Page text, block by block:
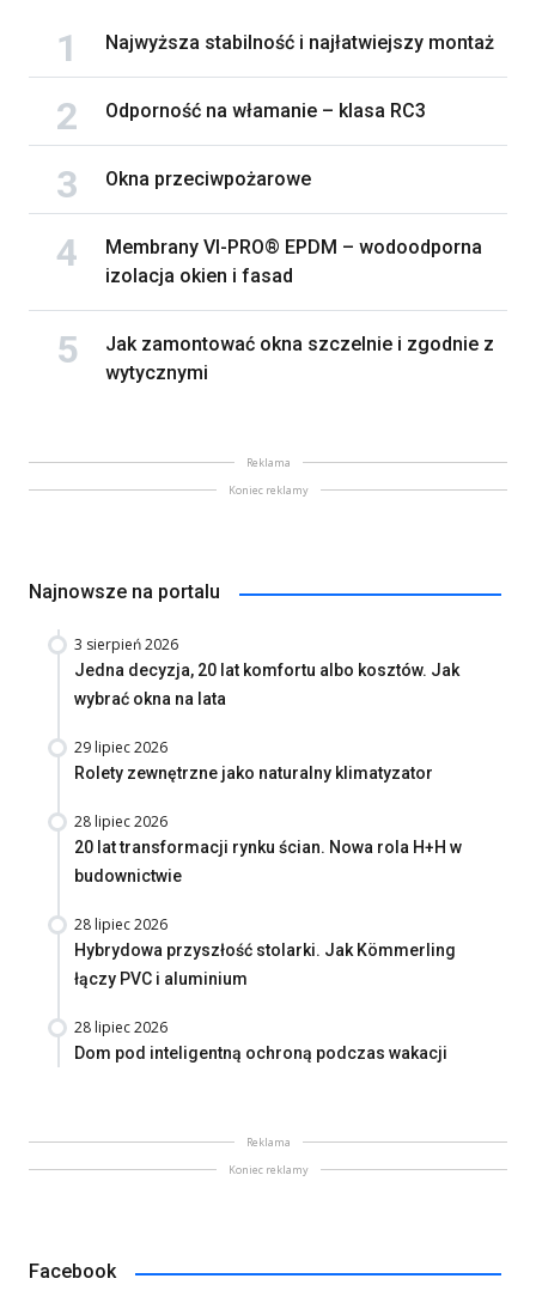
Najwyższa stabilność i najłatwiejszy montaż
Odporność na włamanie – klasa RC3
Okna przeciwpożarowe
Membrany VI-PRO® EPDM – wodoodporna
izolacja okien i fasad
Jak zamontować okna szczelnie i zgodnie z
wytycznymi
Reklama
Koniec reklamy
Najnowsze na portalu
3 sierpień 2026
Jedna decyzja, 20 lat komfortu albo kosztów. Jak
wybrać okna na lata
29 lipiec 2026
Rolety zewnętrzne jako naturalny klimatyzator
28 lipiec 2026
20 lat transformacji rynku ścian. Nowa rola H+H w
budownictwie
28 lipiec 2026
Hybrydowa przyszłość stolarki. Jak Kömmerling
łączy PVC i aluminium
28 lipiec 2026
Dom pod inteligentną ochroną podczas wakacji
Reklama
Koniec reklamy
Facebook